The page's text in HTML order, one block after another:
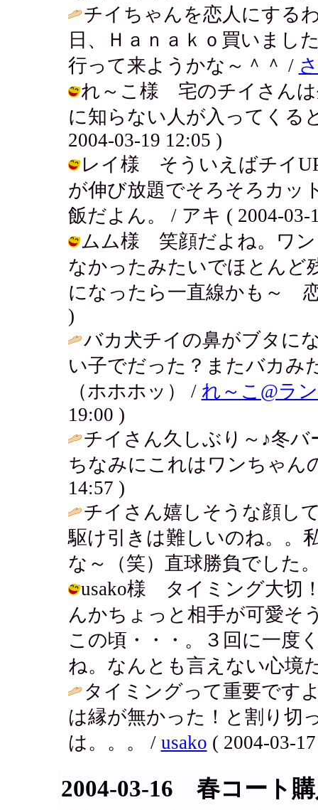
チイちゃんを恋人にする
日、Ｈａｎａｋｏ買いまし
行って来ようかな～＾＾ /
れ～こ様 宅のチイさんは
に知らない人が入ってくる
2004-03-19 12:05 )
レイ様 そういえばチイ
が伸び放題でそろそろカッ
飯だよん。 / アキ ( 2004-03-
ムム様 笑顔だよね。ワン
なかったみたいでほとんど
になったら一直線かも～
)
バカ犬チイの鼻がブタに
い子でだった？またバカみ
（ホホホッ） / れ～こ@ラ
19:00 )
チイさん久しぶり～♪冬
ちなみにこれはワンちゃん
14:57 )
チイさん嬉しそうな顔
駆け引きは難しいのね。。
な～（笑）直球勝負でした
usako様 タイミング大切
んかちょっと相手が可愛そ
この頃・・・。３回に一度
ね。なんとも言えない心境
タイミングって重要です
は縁が無かった！と割り切
は。。。 / usako ( 2004-03-
2004-03-16 春コート